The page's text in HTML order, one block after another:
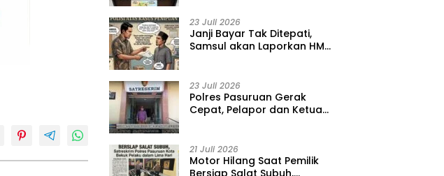
23 Juli 2026
‎Janji Bayar Tak Ditepati,
Samsul akan Laporkan HMD
23 Juli 2026
‎Polres Pasuruan Gerak
Cepat, Pelapor dan Ketua
Pasar Desa Randupitu ‎
21 Juli 2026
‎Motor Hilang Saat Pemilik
Bersiap Salat Subuh,